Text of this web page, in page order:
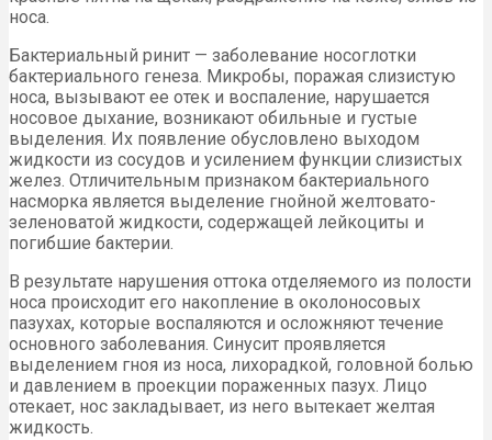
носа.
Бактериальный ринит — заболевание носоглотки
бактериального генеза. Микробы, поражая слизистую
носа, вызывают ее отек и воспаление, нарушается
носовое дыхание, возникают обильные и густые
выделения. Их появление обусловлено выходом
жидкости из сосудов и усилением функции слизистых
желез. Отличительным признаком бактериального
насморка является выделение гнойной желтовато-
зеленоватой жидкости, содержащей лейкоциты и
погибшие бактерии.
В результате нарушения оттока отделяемого из полости
носа происходит его накопление в околоносовых
пазухах, которые воспаляются и осложняют течение
основного заболевания. Синусит проявляется
выделением гноя из носа, лихорадкой, головной болью
и давлением в проекции пораженных пазух. Лицо
отекает, нос закладывает, из него вытекает желтая
жидкость.